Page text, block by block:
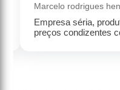
Marcelo rodrigues
Empresa séria,
preços condizentes